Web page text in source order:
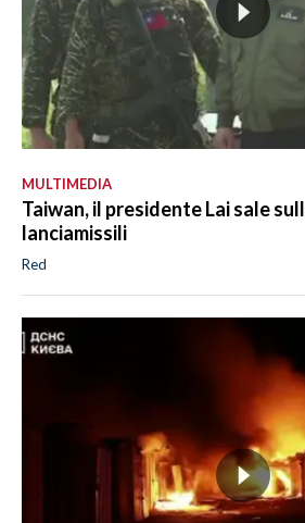
MULTIMEDIA
Taiwan, il presidente Lai sale
lanciamissili
Red